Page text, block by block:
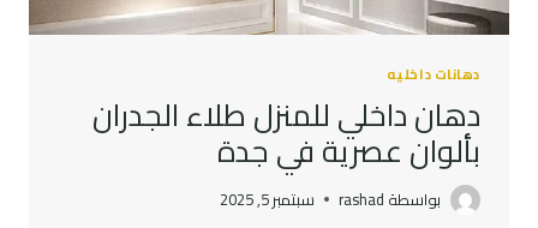
دهانات داخليه
دهان داخلي للمنزل طلاء الجدران
بألوان عصرية في جدة
بواسطة rashad سبتمبر 5, 2025